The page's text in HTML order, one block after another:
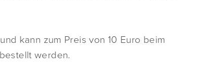
kann zum Preis von 10 Euro beim
werden.